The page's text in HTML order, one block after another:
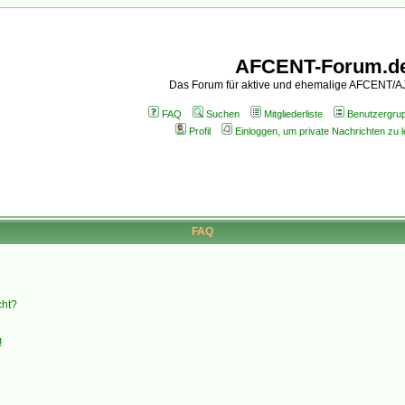
AFCENT-
Das Forum für aktive und ehemalige AFCENT/
FAQ Suchen Mitgliederliste
Profil
Einloggen, um private Nachrichten zu
FAQ